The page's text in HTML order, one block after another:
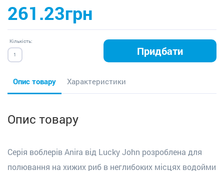
261.23грн
Кількість:
Придбати
Опис товару Характеристики
Опис товару
Серія воблерів Anira від Lucky John розроблена для
полювання на хижих риб в неглибоких місцях водойми